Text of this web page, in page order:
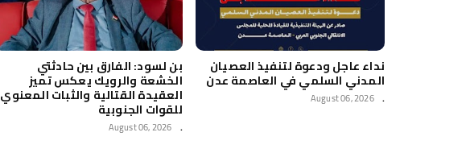
نداء عاجل ودعوة لتنفيذ العصيان
المدني السلمي في العاصمة عدن
.
August 06, 2026
بن لسود: الفارق بين حادثتي
الخشعة والرويك يعكس تميز
العقيدة القتالية والثبات المعنوي
للقوات الجنوبية
.
August 06, 2026